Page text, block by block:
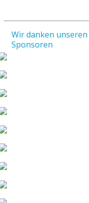
Wir danken
Sponsoren